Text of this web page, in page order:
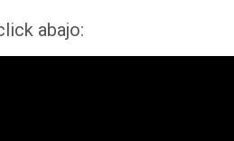
abajo: